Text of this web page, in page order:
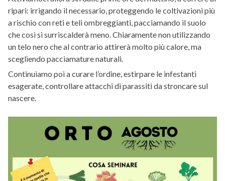
ripari: irrigando il necessario, proteggendo le coltivazioni più
a rischio con reti e teli ombreggianti, pacciamando il suolo
che così si surriscalderà meno. Chiaramente non utilizzando
un telo nero che al contrario attirerà molto più calore, ma
scegliendo pacciamature naturali.
Continuiamo poi a curare l’ordine, estirpare le infestanti
esagerate, controllare attacchi di parassiti da stroncare sul
nascere.